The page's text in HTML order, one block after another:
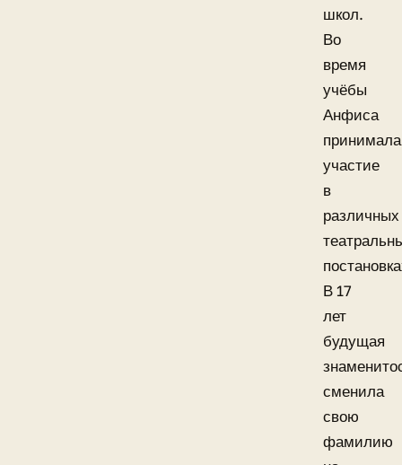
школ.
Во
время
учёбы
Анфиса
принимала
участие
в
различных
В 17
лет
будущая
сменила
свою
фамилию